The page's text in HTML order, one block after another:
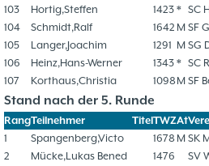
103
Hortig,Steffen 1423 * SC
104
Schmidt,Ralf 1642 M SF
105
Langer,Joachim 1291 M SG
106
Heinz,Hans-Werner 1343 * SC
107
Korthaus,Christia 1098M SF
Stand nach der 5. Runde
RangTeilnehmer TitelTWZAt
1
Spangenberg,Victo 1678 M SK
2
Mücke,Lukas Bened 1476 SV